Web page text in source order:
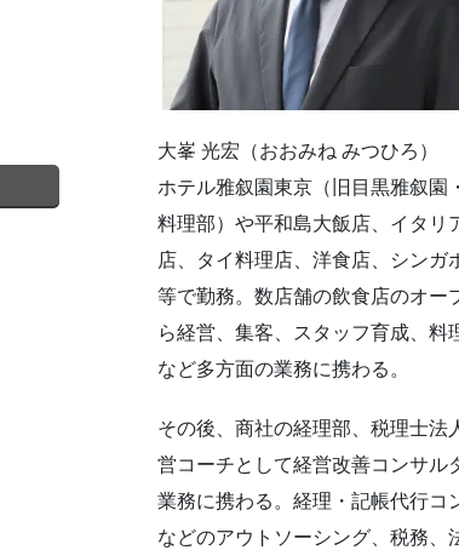
大峯 光宏（おおみね みつひろ）
ホテル雅叙園東京（旧目黒雅叙園
料理部）や平和島大飯店、イタリ
店、タイ料理店、洋食店、シンガ
等で勤務。数店舗の飲食店のオー
ら経営、集客、スタッフ育成、料
など多方面の業務に携わる。
その後、商社の経理部、税理士法
営コーチとして経営改善コンサル
業務に携わる。経理・記帳代行コ
などのアウトソーシング、税務、